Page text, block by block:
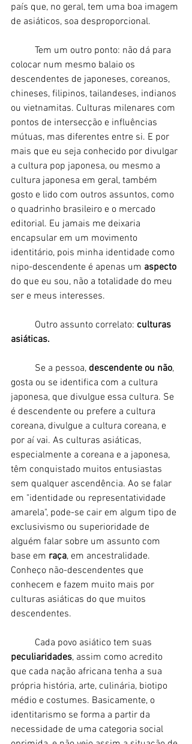
país que, no geral, tem uma boa imagem
de asiáticos, soa desproporcional.
colocar num mesmo balaio os
descendentes de japoneses, coreanos,
chineses, filipinos, tailandeses, indianos
ou vietnamitas. Culturas milenares com
pontos de intersecção e influências
mútuas, mas diferentes entre si. E por
mais que eu seja conhecido por divulgar
a cultura pop japonesa, ou mesmo a
cultura japonesa em geral, também
gosto e lido com outros assuntos, como
o quadrinho brasileiro e o mercado
editorial. Eu jamais me deixaria
encapsular em um movimento
identitário, pois minha identidade como
nipo-descendente é apenas um aspecto
do que eu sou, não a totalidade do meu
ser e meus interesses.
	Outro assunto correlato:
culturas
asiáticas.
	Se a pessoa,
descendente ou não,
gosta ou se identifica com a cultura
japonesa, que divulgue essa cultura. Se
é descendente ou prefere a cultura
coreana, divulgue a cultura coreana, e
por aí vai. As culturas asiáticas,
especialmente a coreana e a japonesa,
têm conquistado muitos entusiastas
sem qualquer ascendência. Ao se falar
em "identidade ou representatividade
amarela", pode-se cair em algum tipo de
exclusivismo ou superioridade de
alguém falar sobre um assunto com
base em raça, em ancestralidade.
Conheço não-descendentes que
conhecem e fazem muito mais por
culturas asiáticas do que muitos
descendentes.
	Cada povo asiático tem suas
peculiaridades, assim como acredito
que cada nação africana tenha a sua
própria história, arte, culinária, biotipo
médio e costumes. Basicamente, o
identitarismo se forma a partir da
necessidade de uma categoria social